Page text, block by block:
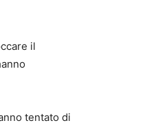
il
tentato di